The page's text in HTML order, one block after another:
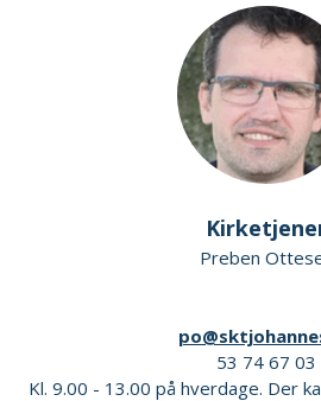
Preben
53 74 67 03
Kl. 9.00 - 13.00 på hverdage. Der